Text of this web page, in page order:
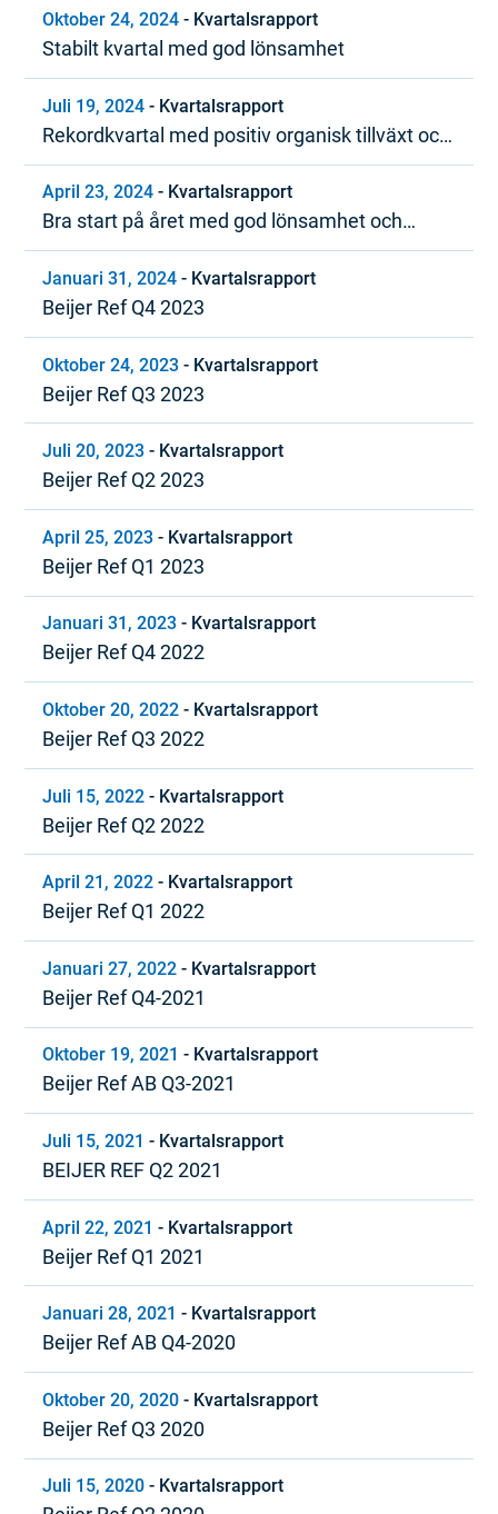
Oktober 24, 2024 - Kvartalsrapport
Stabilt kvartal med god lönsamhet
Juli 19, 2024 - Kvartalsrapport
Rekordkvartal med positiv organisk tillväxt och
stark lönsamhet
April 23, 2024 - Kvartalsrapport
Bra start på året med god lönsamhet och
positivt kassaflöde
Januari 31, 2024 - Kvartalsrapport
Beijer Ref Q4 2023
Oktober 24, 2023 - Kvartalsrapport
Beijer Ref Q3 2023
Juli 20, 2023 - Kvartalsrapport
Beijer Ref Q2 2023
April 25, 2023 - Kvartalsrapport
Beijer Ref Q1 2023
Januari 31, 2023 - Kvartalsrapport
Beijer Ref Q4 2022
Oktober 20, 2022 - Kvartalsrapport
Beijer Ref Q3 2022
Juli 15, 2022 - Kvartalsrapport
Beijer Ref Q2 2022
April 21, 2022 - Kvartalsrapport
Beijer Ref Q1 2022
Januari 27, 2022 - Kvartalsrapport
Beijer Ref Q4-2021
Oktober 19, 2021 - Kvartalsrapport
Beijer Ref AB Q3-2021
Juli 15, 2021 - Kvartalsrapport
BEIJER REF Q2 2021
April 22, 2021 - Kvartalsrapport
Beijer Ref Q1 2021
Januari 28, 2021 - Kvartalsrapport
Beijer Ref AB Q4-2020
Oktober 20, 2020 - Kvartalsrapport
Beijer Ref Q3 2020
Juli 15, 2020 - Kvartalsrapport